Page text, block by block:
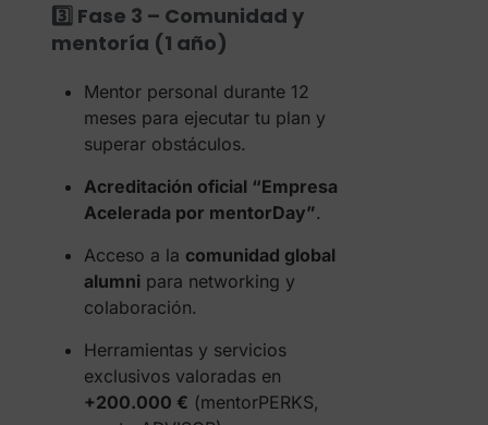
3️⃣ Fase 3 – Comunidad y
mentoría (1 año)
Mentor personal durante 12
meses para ejecutar tu plan y
superar obstáculos.
Acreditación oficial “Empresa
Acelerada por mentorDay”.
Acceso a la comunidad global
alumni para networking y
colaboración.
Herramientas y servicios
exclusivos valoradas en
+200.000 € (mentorPERKS,